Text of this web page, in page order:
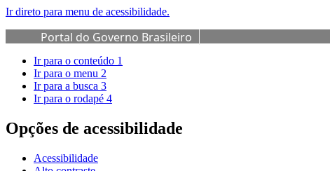
Ir direto para menu de acessibilidade.
Portal do Governo Brasileiro
Ir para o conteúdo 1
Ir para o menu 2
Ir para a busca 3
Ir para o rodapé 4
Opções de acessibilidade
Acessibilidade